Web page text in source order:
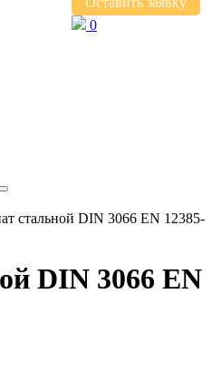
0
стальной DIN 3066 EN 12385-
DIN 3066 EN